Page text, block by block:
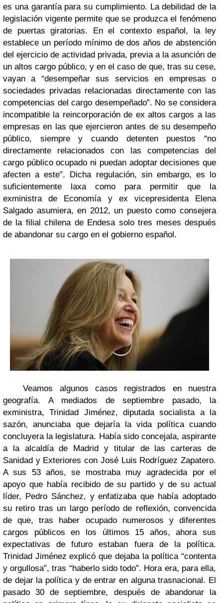
es una garantía para su cumplimiento. La debilidad de la
legislación vigente permite que se produzca el fenómeno
de puertas giratorias. En el contexto español, la ley
establece un período mínimo de dos años de abstención
del ejercicio de actividad privada, previa a la asunción de
un altos cargo público, y en el caso de que, tras su cese,
vayan a “desempeñar sus servicios en empresas o
sociedades privadas relacionadas directamente con las
competencias del cargo desempeñado”. No se considera
incompatible la reincorporación de ex altos cargos a las
empresas en las que ejercieron antes de su desempeño
público, siempre y cuando detenten puestos “no
directamente relacionados con las competencias del
cargo público ocupado ni puedan adoptar decisiones que
afecten a este”. Dicha regulación, sin embargo, es lo
suficientemente laxa como para permitir que la
exministra de Economía y ex vicepresidenta Elena
Salgado asumiera, en 2012, un puesto como consejera
de la filial chilena de Endesa solo tres meses después
de abandonar su cargo en el gobierno español.
Veamos algunos casos registrados en nuestra
geografía. A mediados de septiembre pasado, la
exministra, Trinidad Jiménez, diputada socialista a la
sazón, anunciaba que dejaría la vida política cuando
concluyera la legislatura. Había sido concejala, aspirante
a la alcaldía de Madrid y titular de las carteras de
Sanidad y Exteriores con José Luis Rodríguez Zapatero.
A sus 53 años, se mostraba muy agradecida por el
apoyo que había recibido de su partido y de su actual
líder, Pedro Sánchez, y enfatizaba que había adoptado
su retiro tras un largo período de reflexión, convencida
de que, tras haber ocupado numerosos y diferentes
cargos públicos en los últimos 15 años, ahora sus
expectativas de futuro estaban fuera de la política.
Trinidad Jiménez explicó que dejaba la política “contenta
y orgullosa”, tras “haberlo sido todo”. Hora era, para ella,
de dejar la política y de entrar en alguna trasnacional. El
pasado 30 de septiembre, después de abandonar la